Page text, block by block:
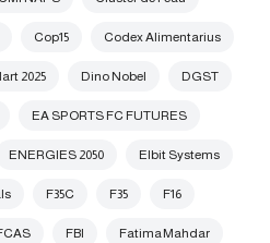
Codex Alimentarius
Cop15
DGST
Dino Nobel
2025
EA SPORTS FC FUTURES
Elbit Systems
ENERGIES 2050
F16
F35
F35C
Fatima Mahdar
FBI